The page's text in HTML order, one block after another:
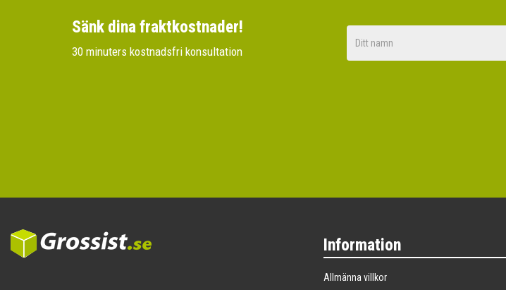
Sänk dina fraktkostnader!
30 minuters kostnadsfri konsultation
Information
Allmänna villkor